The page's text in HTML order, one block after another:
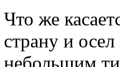
Что же
страну и
небольшим